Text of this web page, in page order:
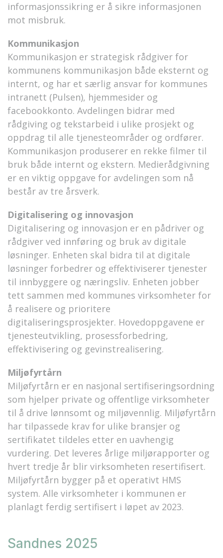
informasjonssikring er å sikre informasjonen
mot misbruk.
Kommunikasjon
Kommunikasjon er strategisk rådgiver for
kommunens kommunikasjon både eksternt og
internt, og har et særlig ansvar for kommunes
intranett (Pulsen), hjemmesider og
facebookkonto. Avdelingen bidrar med
rådgiving og tekstarbeid i ulike prosjekt og
oppdrag til alle tjenesteområder og ordfører.
Kommunikasjon produserer en rekke filmer til
bruk både internt og ekstern. Medierådgivning
er en viktig oppgave for avdelingen som nå
består av tre årsverk.
Digitalisering og innovasjon
Digitalisering og innovasjon er en pådriver og
rådgiver ved innføring og bruk av digitale
løsninger. Enheten skal bidra til at digitale
løsninger forbedrer og effektiviserer tjenester
til innbyggere og næringsliv. Enheten jobber
tett sammen med kommunes virksomheter for
å realisere og prioritere
digitaliseringsprosjekter. Hovedoppgavene er
tjenesteutvikling, prosessforbedring,
effektivisering og gevinstrealisering.
Miljøfyrtårn
Miljøfyrtårn er en nasjonal sertifiseringsordning
som hjelper private og offentlige virksomheter
til å drive lønnsomt og miljøvennlig. Miljøfyrtårn
har tilpassede krav for ulike bransjer og
sertifikatet tildeles etter en uavhengig
vurdering. Det leveres årlige miljørapporter og
hvert tredje år blir virksomheten resertifisert.
Miljøfyrtårn bygger på et operativt HMS
system. Alle virksomheter i kommunen er
planlagt ferdig sertifisert i løpet av 2023.
Sandnes 2025